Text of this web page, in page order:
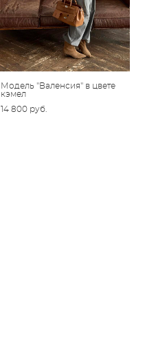
Модель "Валенсия" в цвете
кэмел
14 800 pуб.